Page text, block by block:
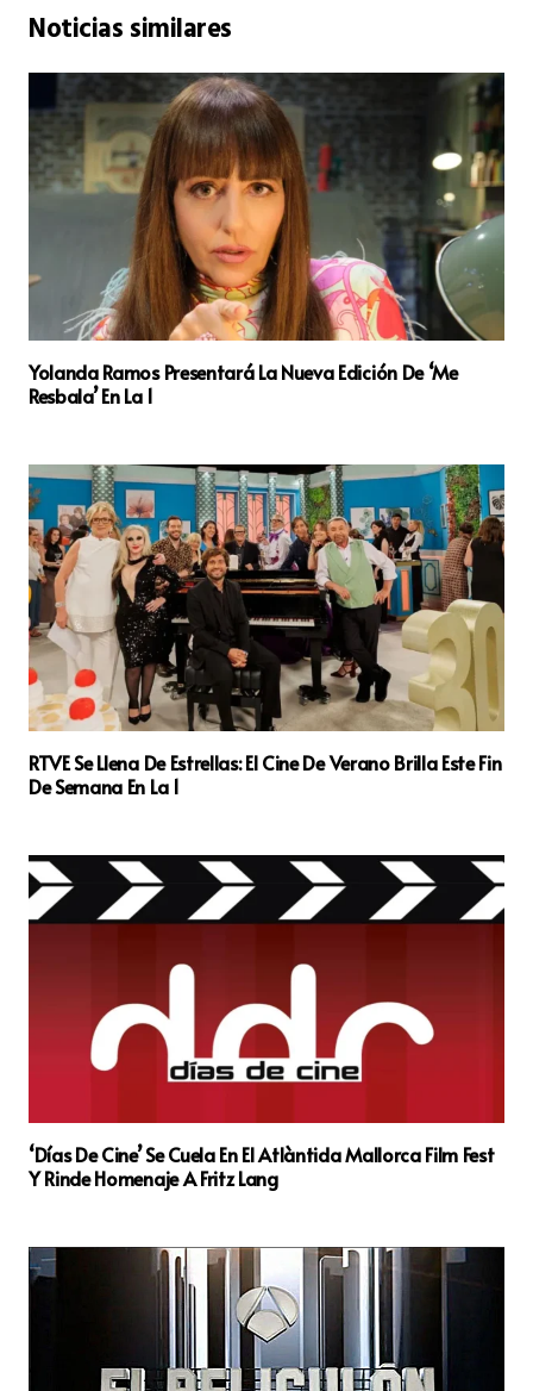
Noticias similares
Yolanda Ramos Presentará La Nueva Edición De ‘Me
Resbala’ En La 1
RTVE Se Llena De Estrellas: El Cine De Verano Brilla Este Fin
De Semana En La 1
‘Días De Cine’ Se Cuela En El Atlàntida Mallorca Film Fest
Y Rinde Homenaje A Fritz Lang